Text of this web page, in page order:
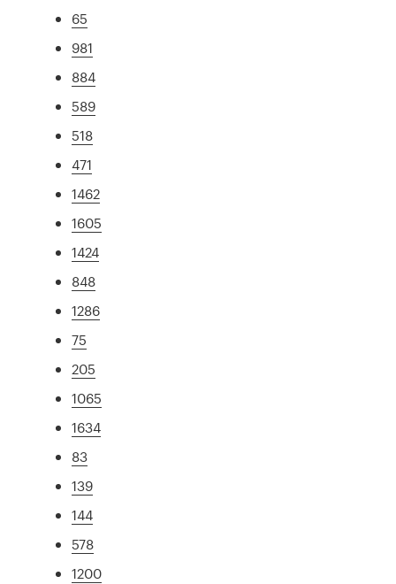
65
981
884
589
518
471
1462
1605
1424
848
1286
75
205
1065
1634
83
139
144
578
1200